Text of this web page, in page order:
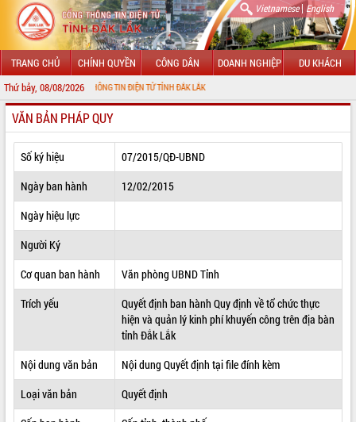
Vietnamese| English
TRANG CHỦ CHÍNH QUYỀN CÔNG DÂN DOANH NGHIỆP DU KHÁCH
Thứ bảy, 08/08/2026
VỚI CỔNG THÔNG TIN ĐIỆN TỬ TỈNH ĐẮK LẮK
GIỚI THIỆU
LÃNH ĐẠO UBND TỈNH
TIN TỨC SỰ KIỆN
SỞ, BAN, NGÀNH
UBND CÁC XÃ, PHƯỜNG
THÔNG TIN CHỈ ĐẠO ĐIỀU HÀNH
HỆ THỐNG VĂN BẢN
ĐIỂM TIN VĂN BẢN
QUY HOẠCH - KẾ HOẠCH
VĂN BẢN PHÁP QUY
Số ký hiệu
07/2015/QĐ-UBND
Ngày ban hành
12/02/2015
Ngày hiệu lực
Người Ký
Cơ quan ban hành
Văn phòng UBND Tỉnh
Trích yếu
Quyết định ban hành Quy định về tổ chức thực
hiện và quản lý kinh phí khuyến công trên địa bàn
tỉnh Đắk Lắk
Nội dung văn bản
Nội dung Quyết định tại file đính kèm
Loại văn bản
Quyết định